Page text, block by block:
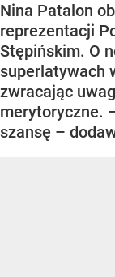
Nina Patalon
reprezentacji
Stępińskim. O
superlatywach
zwracając
merytoryczne.
szansę –